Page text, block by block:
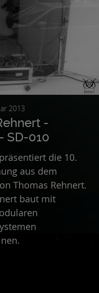
2013
-
SD-010
die 10.
aus dem
Thomas Rehnert.
baut mit